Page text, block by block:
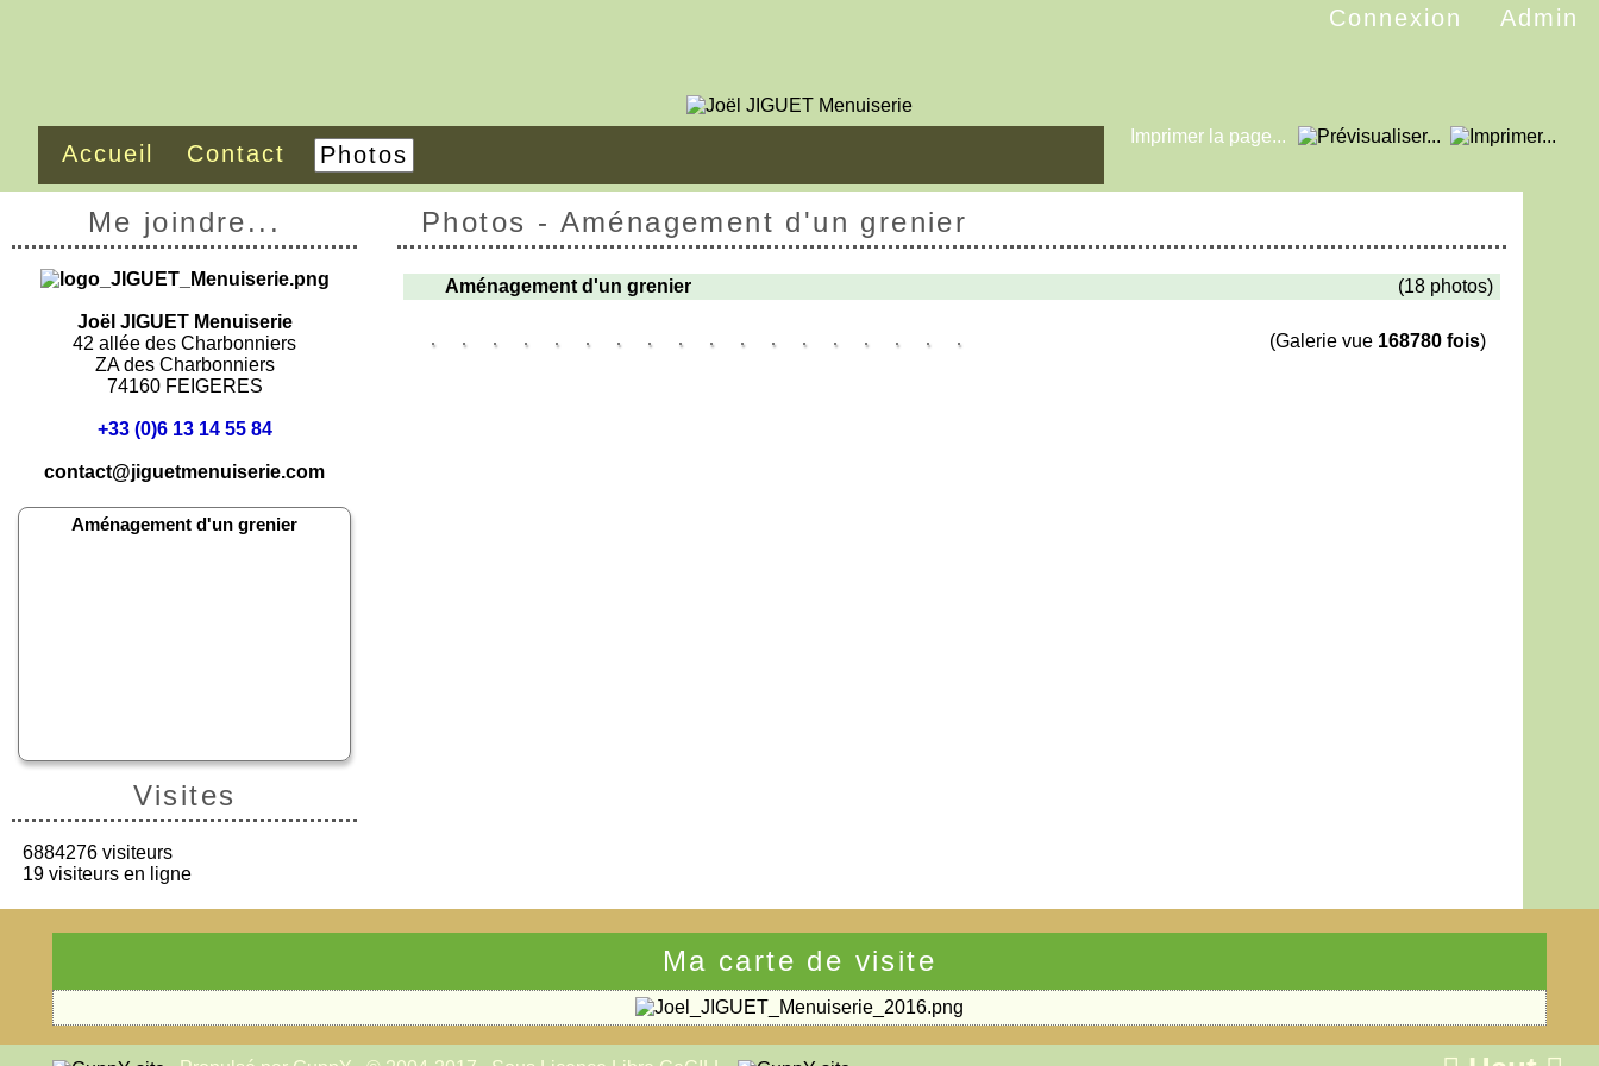
Admin
Accueil
Connexion
Contact Photos
Imprimer la page...
Me joindre...
Joël JIGUET Menuiserie
42 allée des Charbonniers
ZA des Charbonniers
74160 FEIGERES
+33 (0)6 13 14 55 84
contact@jiguetmenuiserie.com
Aménagement d'un grenier
Visites
6884276 visiteurs
19 visiteurs en ligne
Photos - Aménagement d'un grenier
Aménagement d'un grenier (18 photos)
(Galerie vue 168780 fois)
Ma carte de visite